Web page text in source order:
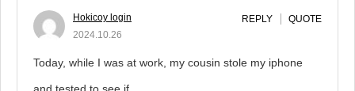
Hokicoy login
2024.10.26
REPLY QUOTE
Today, while I was at work, my cousin stole my iphone